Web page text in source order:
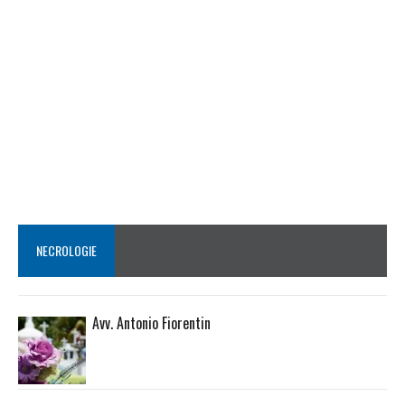
NECROLOGIE
Avv. Antonio Fiorentin